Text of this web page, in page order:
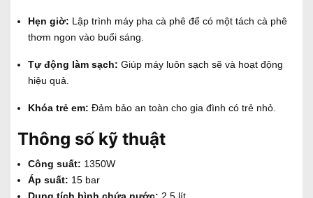
Hẹn giờ: Lập trình máy pha cà phê để có một tách cà phê
thơm ngon vào buổi sáng.
Tự động làm sạch: Giúp máy luôn sạch sẽ và hoạt động
hiệu quả.
Khóa trẻ em: Đảm bảo an toàn cho gia đình có trẻ nhỏ.
Thông số kỹ thuật
Công suất: 1350W
Áp suất: 15 bar
Dung tích bình chứa nước: 2.5 lít